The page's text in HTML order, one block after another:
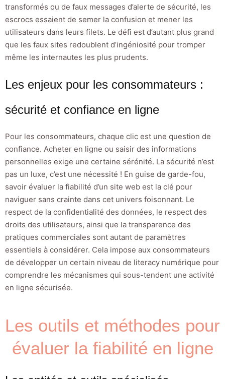
transformés ou de faux messages d’alerte de sécurité, les
escrocs essaient de semer la confusion et mener les
utilisateurs dans leurs filets. Le défi est d’autant plus grand
que les faux sites redoublent d’ingéniosité pour tromper
même les internautes les plus prudents.
Les enjeux pour les consommateurs :
sécurité et confiance en ligne
Pour les consommateurs, chaque clic est une question de
confiance. Acheter en ligne ou saisir des informations
personnelles exige une certaine sérénité. La sécurité n’est
pas un luxe, c’est une nécessité ! En guise de garde-fou,
savoir évaluer la fiabilité d’un site web est la clé pour
naviguer sans crainte dans cet univers foisonnant. Le
respect de la confidentialité des données, le respect des
droits des utilisateurs, ainsi que la transparence des
pratiques commerciales sont autant de paramètres
essentiels à considérer. Cela impose aux consommateurs
de développer un certain niveau de literacy numérique pour
comprendre les mécanismes qui sous-tendent une activité
en ligne sécurisée.
Les outils et méthodes pour
évaluer la fiabilité en ligne